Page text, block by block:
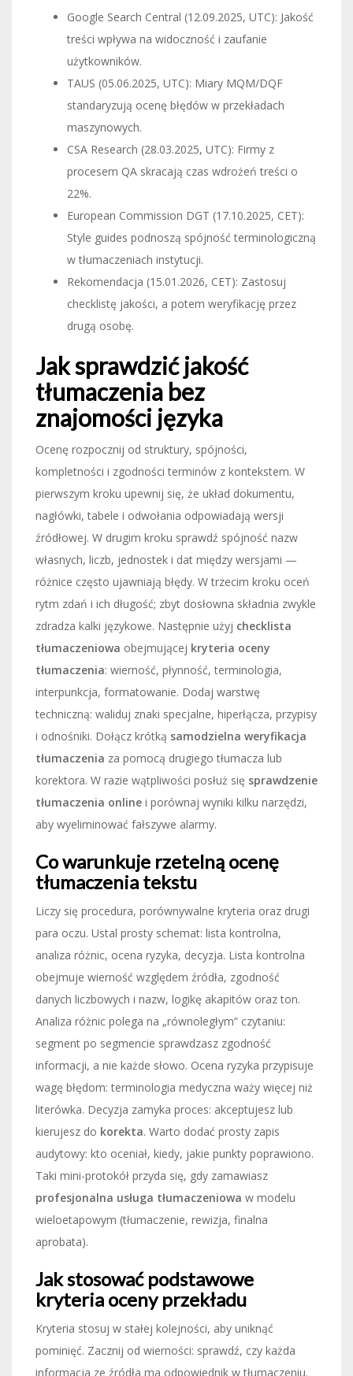
Google Search Central (12.09.2025, UTC): Jakość
treści wpływa na widoczność i zaufanie
użytkowników.
TAUS (05.06.2025, UTC): Miary MQM/DQF
standaryzują ocenę błędów w przekładach
maszynowych.
CSA Research (28.03.2025, UTC): Firmy z
procesem QA skracają czas wdrożeń treści o
22%.
European Commission DGT (17.10.2025, CET):
Style guides podnoszą spójność terminologiczną
w tłumaczeniach instytucji.
Rekomendacja (15.01.2026, CET): Zastosuj
checklistę jakości, a potem weryfikację przez
drugą osobę.
Jak sprawdzić jakość
tłumaczenia bez
znajomości języka
Ocenę rozpocznij od struktury, spójności,
kompletności i zgodności terminów z kontekstem. W
pierwszym kroku upewnij się, że układ dokumentu,
nagłówki, tabele i odwołania odpowiadają wersji
źródłowej. W drugim kroku sprawdź spójność nazw
własnych, liczb, jednostek i dat między wersjami —
różnice często ujawniają błędy. W trzecim kroku oceń
rytm zdań i ich długość; zbyt dosłowna składnia zwykle
zdradza kalki językowe. Następnie użyj checklista
tłumaczeniowa obejmującej kryteria oceny
tłumaczenia: wierność, płynność, terminologia,
interpunkcja, formatowanie. Dodaj warstwę
techniczną: waliduj znaki specjalne, hiperłącza, przypisy
i odnośniki. Dołącz krótką samodzielna weryfikacja
tłumaczenia za pomocą drugiego tłumacza lub
korektora. W razie wątpliwości posłuż się sprawdzenie
tłumaczenia online i porównaj wyniki kilku narzędzi,
aby wyeliminować fałszywe alarmy.
Co warunkuje rzetelną ocenę
tłumaczenia tekstu
Liczy się procedura, porównywalne kryteria oraz drugi
para oczu. Ustal prosty schemat: lista kontrolna,
analiza różnic, ocena ryzyka, decyzja. Lista kontrolna
obejmuje wierność względem źródła, zgodność
danych liczbowych i nazw, logikę akapitów oraz ton.
Analiza różnic polega na „równoległym” czytaniu:
segment po segmencie sprawdzasz zgodność
informacji, a nie każde słowo. Ocena ryzyka przypisuje
wagę błędom: terminologia medyczna waży więcej niż
literówka. Decyzja zamyka proces: akceptujesz lub
kierujesz do korekta. Warto dodać prosty zapis
audytowy: kto oceniał, kiedy, jakie punkty poprawiono.
Taki mini-protokół przyda się, gdy zamawiasz
profesjonalna usługa tłumaczeniowa w modelu
wieloetapowym (tłumaczenie, rewizja, finalna
aprobata).
Jak stosować podstawowe
kryteria oceny przekładu
Kryteria stosuj w stałej kolejności, aby uniknąć
pominięć. Zacznij od wierności: sprawdź, czy każda
informacja ze źródła ma odpowiednik w tłumaczeniu.